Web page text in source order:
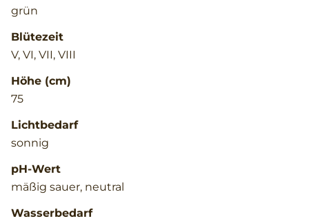
grün
Blütezeit
V, VI, VII, VIII
Höhe (cm)
75
Lichtbedarf
sonnig
pH-Wert
mäßig sauer, neutral
Wasserbedarf